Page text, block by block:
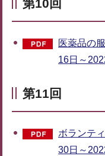
第10回
医薬品の
16日～
第11回
ボランテ
30日～